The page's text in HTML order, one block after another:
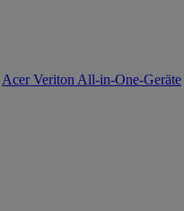
Acer Veriton All-in-One-Geräte